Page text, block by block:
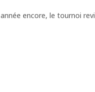
encore, le tournoi